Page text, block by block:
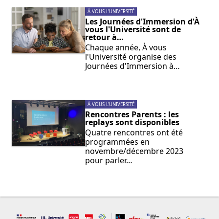
À VOUS L'UNIVERSITÉ
Les Journées d'Immersion d'À
vous l'Université sont de
retour à…
Chaque année, À vous
l'Université organise des
Journées d'Immersion à…
À VOUS L'UNIVERSITÉ
Rencontres Parents : les
replays sont disponibles
Quatre rencontres ont été
programmées en
novembre/décembre 2023
pour parler…